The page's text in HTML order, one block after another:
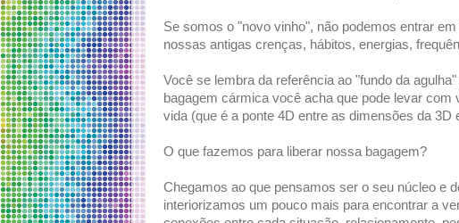
Se somos o "novo vinho", não podemos entrar
nossas antigas crenças, hábitos, energias,
Você se lembra da referência ao "fundo da agulha"
bagagem cármica você acha que pode levar
vida (que é a ponte 4D entre as dimensões da 3D
O que fazemos para liberar nossa bagagem?
Chegamos ao que pensamos ser o seu núcleo e
interiorizamos um pouco mais para encontrar a